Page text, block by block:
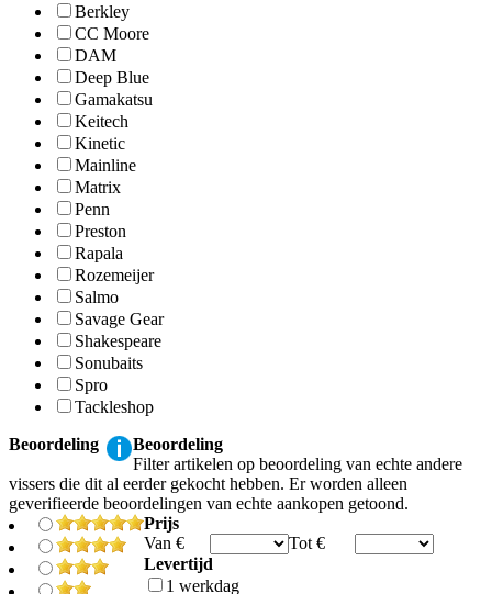
Berkley
CC Moore
DAM
Deep Blue
Gamakatsu
Keitech
Kinetic
Mainline
Matrix
Penn
Preston
Rapala
Rozemeijer
Salmo
Savage Gear
Shakespeare
Sonubaits
Spro
Tackleshop
Beoordeling
Beoordeling
Filter artikelen op beoordeling van echte andere
vissers die dit al eerder gekocht hebben. Er worden alleen
geverifieerde beoordelingen van echte aankopen getoond.
Prijs
Van €
Tot €
Levertijd
1 werkdag